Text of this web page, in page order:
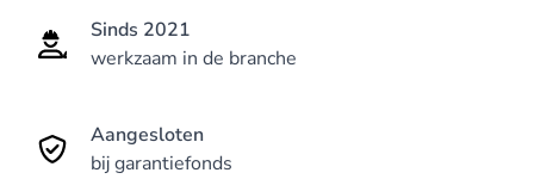
Sinds 2021
werkzaam in de branche
Aangesloten
bij garantiefonds